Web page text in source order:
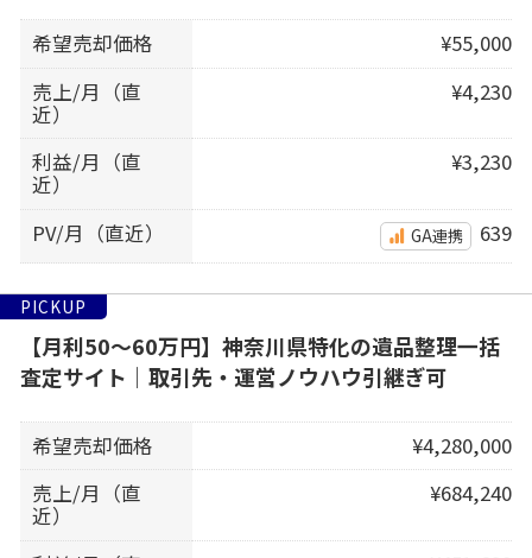
希望売却価格
¥55,000
売上/月（直
近）
¥4,230
利益/月（直
近）
¥3,230
PV/月（直近） GA連携 639
PICKUP
【月利50〜60万円】神奈川県特化の遺品整理一括
査定サイト｜取引先・運営ノウハウ引継ぎ可
希望売却価格
¥4,280,000
売上/月（直
近）
¥684,240